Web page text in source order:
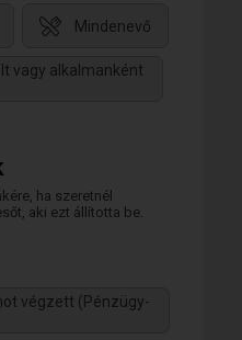
Mindenevő
vagy alkalmanként
ha szeretnél
aki ezt állította be.
végzett (Pénzügy-